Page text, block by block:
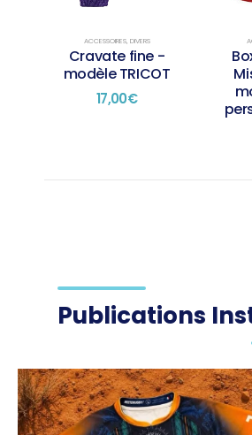
ACCESSOIRES, DIVERS
Cravate fine -
modèle TRICOT
17,00€
page
page
Publications